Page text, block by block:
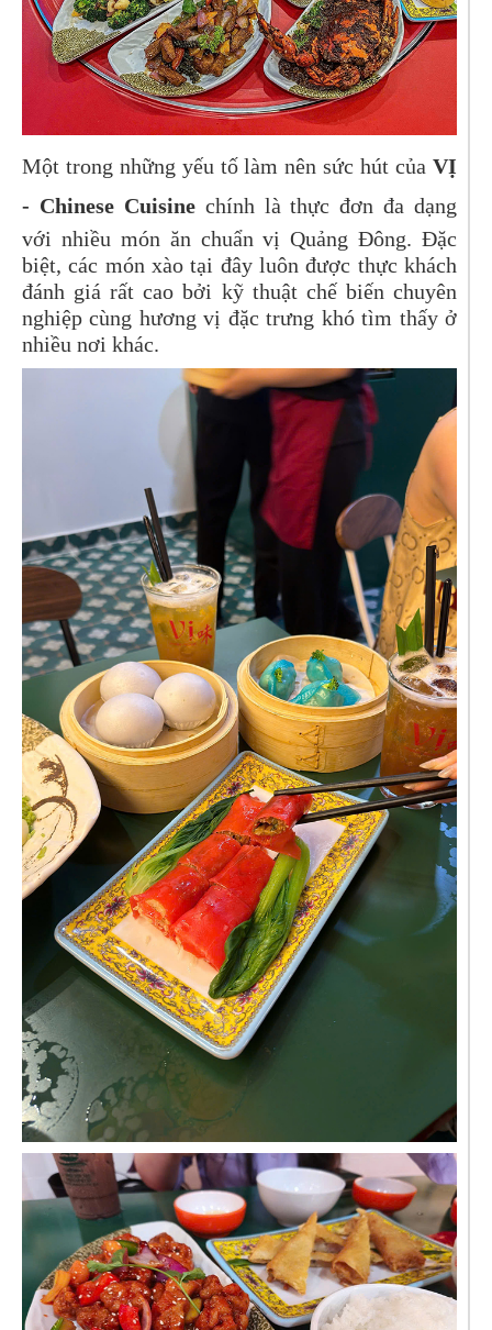
Một trong những yếu tố làm nên sức hút của VỊ
- Chinese Cuisinechính là thực đơn đa dạng
với nhiều món ăn chuẩn vị Quảng Đông. Đặc
biệt, các món xào tại đây luôn được thực khách
đánh giá rất cao bởi kỹ thuật chế biến chuyên
nghiệp cùng hương vị đặc trưng khó tìm thấy ở
nhiều nơi khác.